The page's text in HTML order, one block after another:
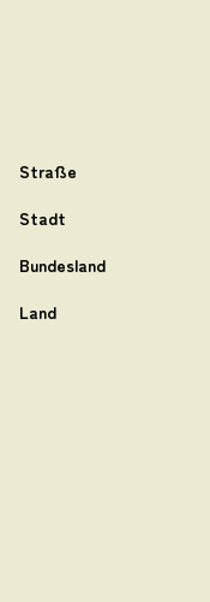
Straße
Stadt
Bundesland
Land